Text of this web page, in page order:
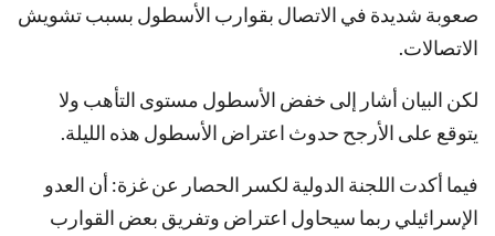
صعوبة شديدة في الاتصال بقوارب الأسطول بسبب تشويش
الاتصالات.
لكن البيان أشار إلى خفض الأسطول مستوى التأهب ولا
يتوقع على الأرجح حدوث اعتراض الأسطول هذه الليلة.
فيما أكدت اللجنة الدولية لكسر الحصار عن غزة: أن العدو
الإسرائيلي ربما سيحاول اعتراض وتفريق بعض القوارب